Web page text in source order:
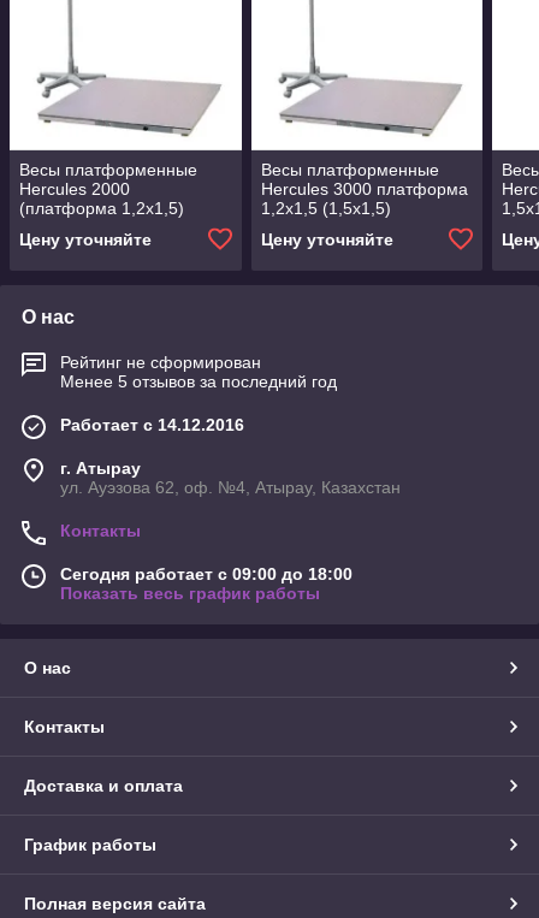
Весы платформенные
Hercules 2000
(платформа 1,2х1,5)
Цену уточняйте
Весы платформенные
Hercules 3000 платформа
1,2х1,5 (1,5х1,5)
Цену уточняйте
О нас
Рейтинг не сформирован
Менее 5 отзывов за последний год
Работает с 14.12.2016
г. Атырау
ул. Ауэзова 62, оф. №4, Атырау, Казахстан
Контакты
Сегодня работает с 09:00 до 18:00
Показать весь график работы
О нас
Контакты
Доставка и оплата
График работы
Полная версия сайта